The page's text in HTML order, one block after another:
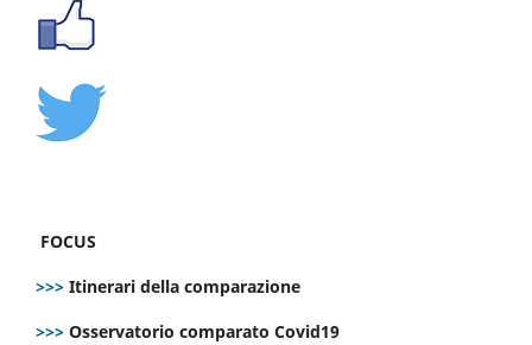
FOCUS
>>> Itinerari della comparazione
>>> Osservatorio comparato Covid19